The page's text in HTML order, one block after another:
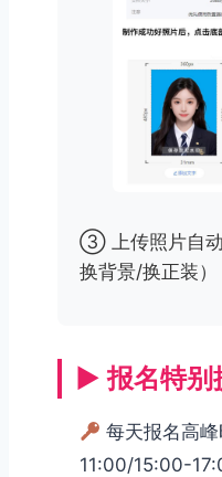
③ 上传照片自动
换背景/换正装）
▶ 报名特别
每天报名高
11:00/15:00-